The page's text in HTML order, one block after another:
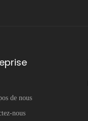
de nous
nous